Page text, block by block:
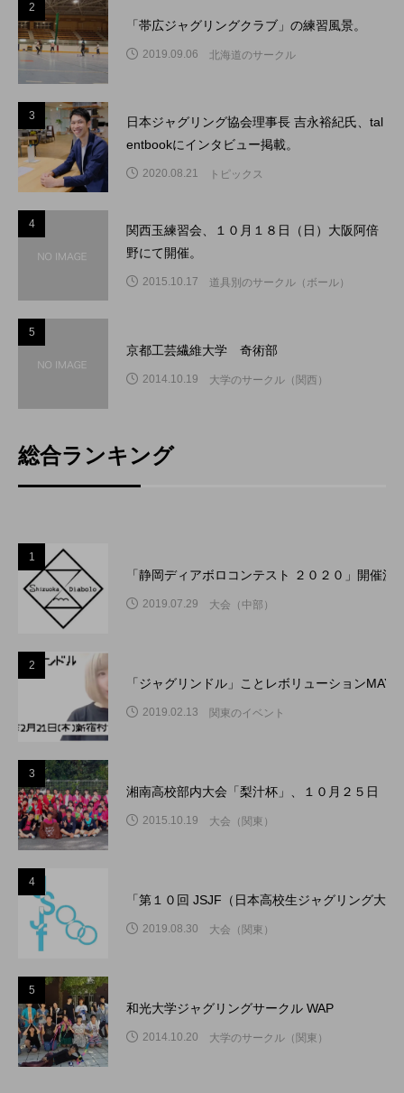
2
「帯広ジャグリングクラブ」の練習風景。
2019.09.06 北海道のサークル
3
日本ジャグリング協会理事長 吉永裕紀氏、tal
entbookにインタビュー掲載。
2020.08.21 トピックス
4
関西玉練習会、１０月１８日（日）大阪阿倍
野にて開催。
2015.10.17 道具別のサークル（ボール）
5
京都工芸繊維大学 奇術部
2014.10.19 大学のサークル（関西）
総合ランキング
1
「静岡ディアボロコンテスト ２０２０」開催
2019.07.29 大会（中部）
2
「ジャグリンドル」ことレボリューション
2019.02.13 関東のイベント
3
湘南高校部内大会「梨汁杯」、１０月２５日（
2015.10.19 大会（関東）
4
「第１０回 JSJF（日本高校生ジャグリング大
2019.08.30 大会（関東）
5
和光大学ジャグリングサークル WAP
2014.10.20 大学のサークル（関東）